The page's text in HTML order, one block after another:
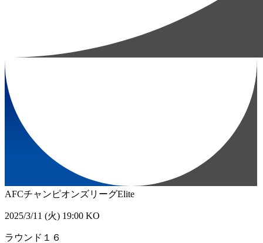
AFCチャンピオンズリーグElite
2025/3/11 (火) 19:00 KO
ラウンド１６